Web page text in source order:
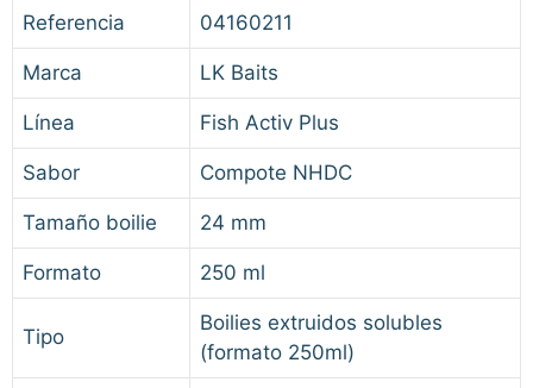
Referencia 04160211
Marca LK Baits
Línea Fish Activ Plus
Sabor Compote NHDC
Tamaño boilie 24 mm
Formato 250 ml
Tipo
Boilies extruidos solubles
(formato 250ml)